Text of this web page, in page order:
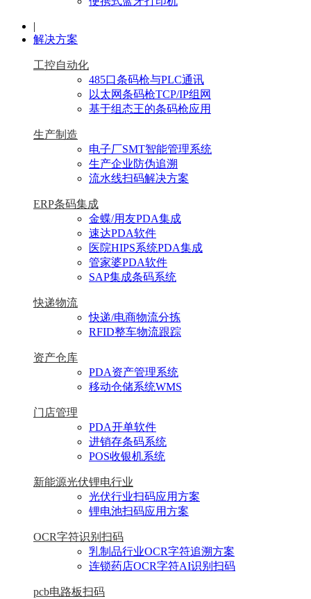
|
解决方案
工控自动化
485口条码枪与PLC通讯
以太网条码枪TCP/IP组网
基于组态王的条码枪应用
生产制造
电子厂SMT智能管理系统
生产企业防伪追溯
流水线扫码解决方案
ERP条码集成
金蝶/用友PDA集成
速达PDA软件
医院HIPS系统PDA集成
管家婆PDA软件
SAP集成条码系统
快递物流
快递/电商物流分拣
RFID整车物流跟踪
资产仓库
PDA资产管理系统
移动仓储系统WMS
门店管理
PDA开单软件
进销存条码系统
POS收银机系统
新能源光伏锂电行业
光伏行业扫码应用方案
锂电池扫码应用方案
OCR字符识别扫码
乳制品行业OCR字符追溯方案
连锁药店OCR字符AI识别扫码
pcb电路板扫码